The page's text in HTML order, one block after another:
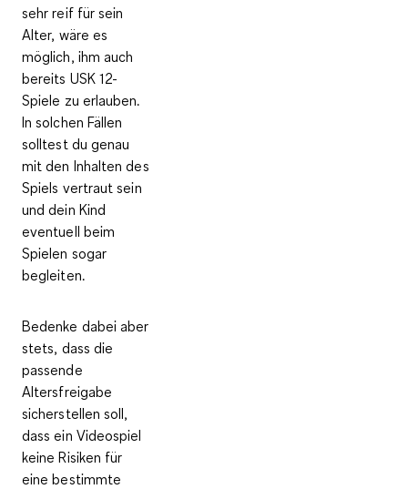
sehr reif für sein
Alter, wäre es
möglich, ihm auch
bereits USK 12-
Spiele zu erlauben.
In solchen Fällen
solltest du genau
mit den Inhalten des
Spiels vertraut sein
und dein Kind
eventuell beim
Spielen sogar
begleiten.
Bedenke dabei aber
stets, dass die
passende
Altersfreigabe
sicherstellen soll,
dassein Videospiel
keine Risiken für
eine bestimmte